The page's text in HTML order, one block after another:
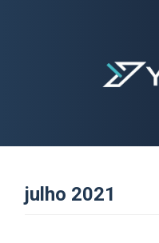
julho 2021